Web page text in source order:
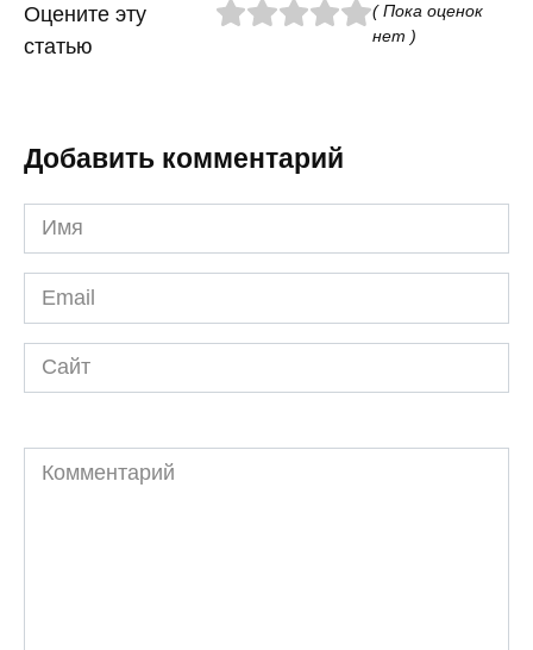
Оцените эту
статью
( Пока оценок
нет )
Добавить комментарий
Имя
*
Email
*
Сайт
Комментарий